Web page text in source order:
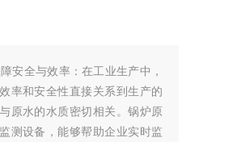
安全与效率：在工业生产中，
率和安全性直接关系到生产的
原水的水质密切相关。锅炉原
测设备，能够帮助企业实时监